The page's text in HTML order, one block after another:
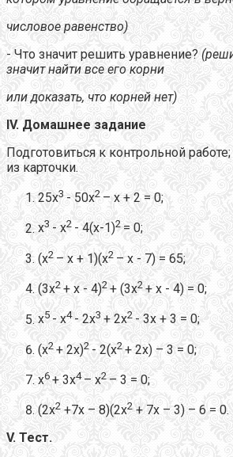
числовое равенство)
- Что значит решить уравнение?
значит найти все его корни
или доказать, что корней нет)
IV. Домашнее задание
Подготовиться к контрольной
из карточки.
25х3 - 50х2 – х + 2 = 0;
х3 - х2 - 4(х-1)2 = 0;
(х2 – х + 1)(х2 – х - 7) = 65;
(3х2 + х - 4)2 + (3х2 + х - 4) = 0;
х5 - х4 - 2х3 + 2х2 - 3х + 3 = 0;
(х2 + 2х)2 - 2(х2 + 2х) – 3 = 0;
х6 + 3х4 – х2 – 3 = 0;
(2х2 +7х – 8)(2х2 + 7х – 3) – 6 = 0.
V. Тест.